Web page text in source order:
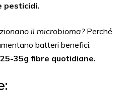
pesticidi.
il microbioma?Perché
batteri benefici.
35g fibre quotidiane.